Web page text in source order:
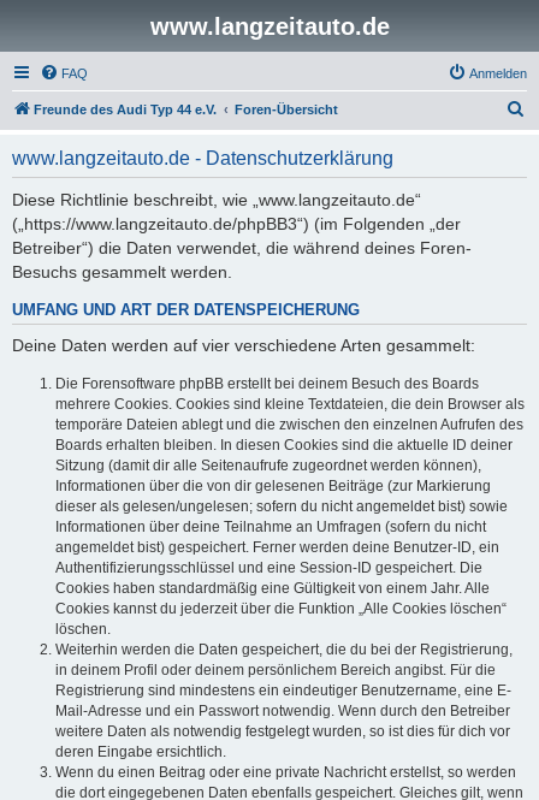
www.langzeitauto.de
FAQ Anmelden
Freunde des Audi Typ 44 e.V. Foren-Übersicht
www.langzeitauto.de - Datenschutzerklärung
Diese Richtlinie beschreibt, wie „www.langzeitauto.de“
(„https://www.langzeitauto.de/phpBB3“) (im Folgenden „der
Betreiber“) die Daten verwendet, die während deines Foren-
Besuchs gesammelt werden.
UMFANG UND ART DER DATENSPEICHERUNG
Deine Daten werden auf vier verschiedene Arten gesammelt:
Die Forensoftware phpBB erstellt bei deinem Besuch des Boards
mehrere Cookies. Cookies sind kleine Textdateien, die dein Browser als
temporäre Dateien ablegt und die zwischen den einzelnen Aufrufen des
Boards erhalten bleiben. In diesen Cookies sind die aktuelle ID deiner
Sitzung (damit dir alle Seitenaufrufe zugeordnet werden können),
Informationen über die von dir gelesenen Beiträge (zur Markierung
dieser als gelesen/ungelesen; sofern du nicht angemeldet bist) sowie
Informationen über deine Teilnahme an Umfragen (sofern du nicht
angemeldet bist) gespeichert. Ferner werden deine Benutzer-ID, ein
Authentifizierungsschlüssel und eine Session-ID gespeichert. Die
Cookies haben standardmäßig eine Gültigkeit von einem Jahr. Alle
Cookies kannst du jederzeit über die Funktion „Alle Cookies löschen“
löschen.
Weiterhin werden die Daten gespeichert, die du bei der Registrierung,
in deinem Profil oder deinem persönlichem Bereich angibst. Für die
Registrierung sind mindestens ein eindeutiger Benutzername, eine E-
Mail-Adresse und ein Passwort notwendig. Wenn durch den Betreiber
weitere Daten als notwendig festgelegt wurden, so ist dies für dich vor
deren Eingabe ersichtlich.
Wenn du einen Beitrag oder eine private Nachricht erstellst, so werden
die dort eingegebenen Daten ebenfalls gespeichert. Gleiches gilt, wenn